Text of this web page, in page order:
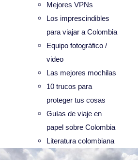
Mejores VPNs
Los imprescindibles
para viajar a Colombia
Equipo fotográfico /
video
Las mejores mochilas
10 trucos para
proteger tus cosas
Guías de viaje en
papel sobre Colombia
Literatura colombiana